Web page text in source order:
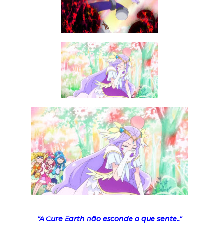
"A Cure Earth não esconde o que sente.."